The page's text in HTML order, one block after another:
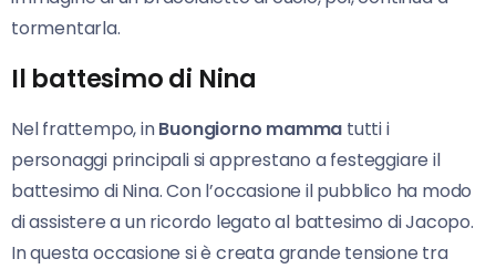
tormentarla.
Il battesimo di Nina
Nel frattempo, inBuongiorno mamma tutti i
personaggi principali si apprestano a festeggiare il
battesimo di Nina. Con l’occasione il pubblico ha modo
di assistere a un ricordo legato al battesimo di Jacopo.
In questa occasione si è creata grande tensione tra